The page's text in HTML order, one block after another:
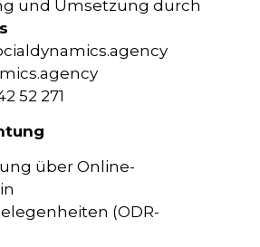
und Umsetzung durch
52 271
über Online-
(ODR-